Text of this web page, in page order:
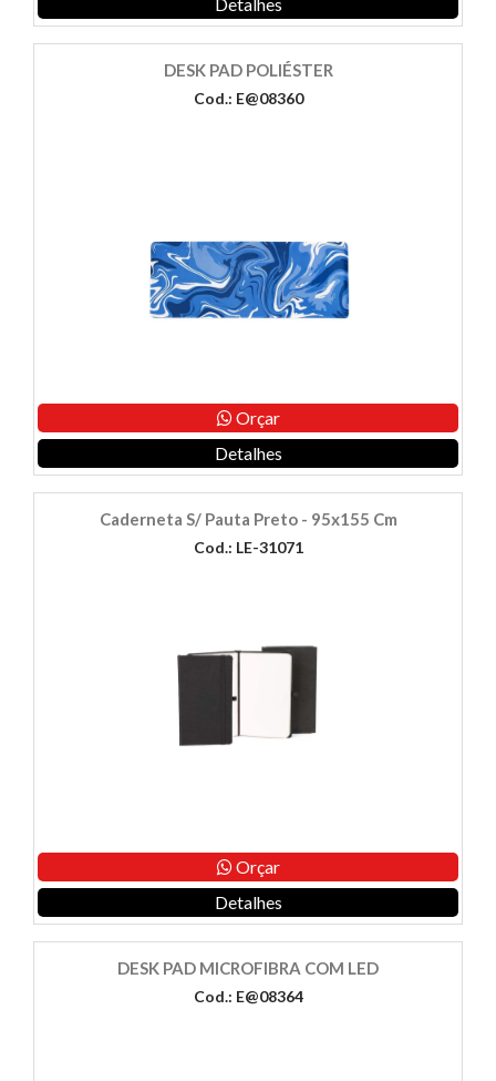
DESK PAD POLIÉSTER
Cod.: E@08360
Orçar
Detalhes
Caderneta S/ Pauta Preto - 95x155 Cm
Cod.: LE-31071
Orçar
Detalhes
DESK PAD MICROFIBRA COM LED
Cod.: E@08364